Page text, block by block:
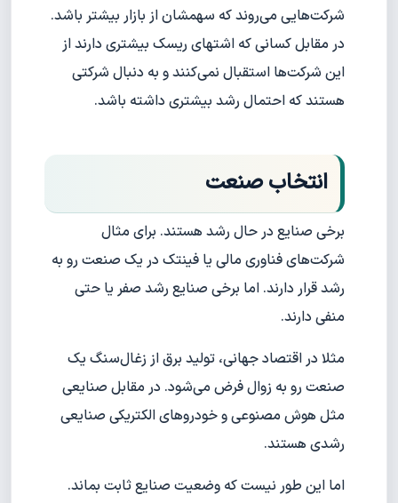
شرکت‌هایی می‌روند که سهمشان از بازار بیشتر باشد.
در مقابل کسانی که اشتهای ریسک بیشتری دارند از
این شرکت‌ها استقبال نمی‌کنند و به دنبال شرکتی
هستند که احتمال رشد بیشتری داشته باشد.
انتخاب صنعت
برخی صنایع در حال رشد هستند. برای مثال
شرکت‌های فناوری مالی یا فینتک در یک صنعت رو به
رشد قرار دارند. اما برخی صنایع رشد صفر یا حتی
منفی دارند.
مثلا در اقتصاد جهانی، تولید برق از زغال‌سنگ یک
صنعت رو به زوال فرض می‌شود. در مقابل صنایعی
مثل هوش مصنوعی و خودروهای الکتریکی صنایعی
رشدی هستند.
اما این طور نیست که وضعیت صنایع ثابت بماند.